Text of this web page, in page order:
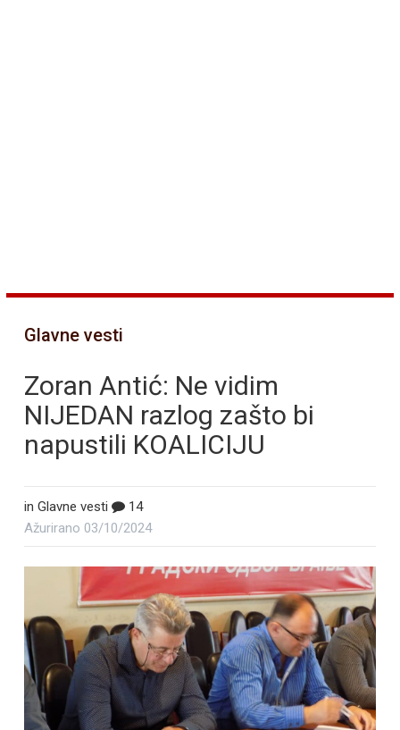
Glavne vesti
Zoran Antić: Ne vidim
NIJEDAN razlog zašto bi
napustili KOALICIJU
in Glavne vesti
14
Ažurirano 03/10/2024